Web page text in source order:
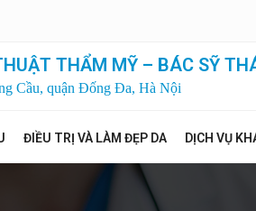
THẨM MỸ – BÁC SỸ
Cầu, quận Đống Đa, Hà Nội
ĐIỀU TRỊ VÀ LÀM ĐẸP DA DỊCH VỤ